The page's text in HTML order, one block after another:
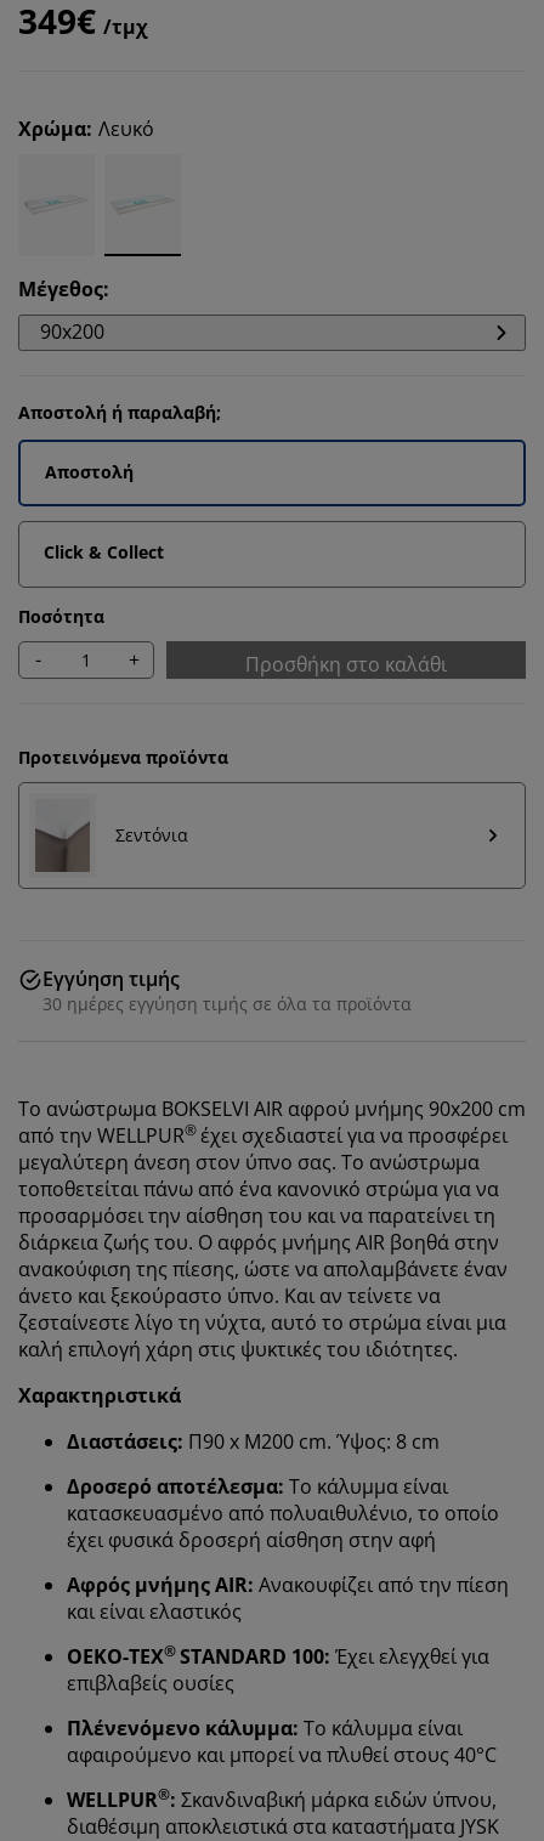
349€ /τμχ
Χρώμα: Λευκό
Μέγεθος:
90x200
Αποστολή ή παραλαβή;
Αποστολή
Click & Collect
Ποσότητα
- + Προσθήκη στο καλάθι
Προτεινόμενα προϊόντα
Σεντόνια
Εγγύηση τιμής
30 ημέρες εγγύηση τιμής σε όλα τα προϊόντα
Το ανώστρωμα BOKSELVI AIR αφρού μνήμης 90x200 cm
από την WELLPUR®έχει σχεδιαστεί για να προσφέρει
μεγαλύτερη άνεση στον ύπνο σας. Το ανώστρωμα
τοποθετείται πάνω από ένα κανονικό στρώμα για να
προσαρμόσει την αίσθηση του και να παρατείνει τη
διάρκεια ζωής του. Ο αφρός μνήμης AIR βοηθά στην
ανακούφιση της πίεσης, ώστε να απολαμβάνετε έναν
άνετο και ξεκούραστο ύπνο. Και αν τείνετε να
ζεσταίνεστε λίγο τη νύχτα, αυτό το στρώμα είναι μια
καλή επιλογή χάρη στις ψυκτικές του ιδιότητες.
Χαρακτηριστικά
Διαστάσεις: Π90 x Μ200 cm. Ύψος: 8 cm
Δροσερό αποτέλεσμα: Το κάλυμμα είναι
κατασκευασμένο από πολυαιθυλένιο, το οποίο
έχει φυσικά δροσερή αίσθηση στην αφή
Αφρός μνήμης AIR: Ανακουφίζει από την πίεση
και είναι ελαστικός
OEKO-TEX®STANDARD 100: Έχει ελεγχθεί για
επιβλαβείς ουσίες
Πλένενόμενο κάλυμμα: Το κάλυμμα είναι
αφαιρούμενο και μπορεί να πλυθεί στους 40°C
WELLPUR®: Σκανδιναβική μάρκα ειδών ύπνου,
διαθέσιμη αποκλειστικά στα καταστήματα JYSK
Εξατομικεύουμε την εμπειρία σας
Στη JYSK χρησιμοποιούμε cookies και αναγνωριστικά
κινητών τηλεφώνων για να εξασφαλίσουμε μια καλή
εμπειρία κατά την επίσκεψη στον ιστότοπό μας. Τα
cookies συλλέγουν πληροφορίες σχετικά με εσάς για
την εξασφάλιση λειτουργικότητας, στατιστικών
στοιχείων και σχετικού μάρκετινγκ υλικού.